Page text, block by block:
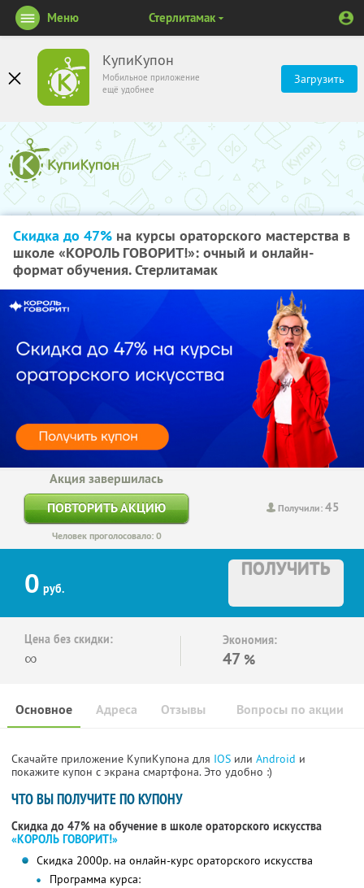
КупиКупон
Мобильное приложение
ещё удобнее
Загрузить
Меню Стерлитамак
Скидка до 47% на курсы ораторского мастерства в
школе «КОРОЛЬ ГОВОРИТ!»: очный и онлайн-
формат обучения. Стерлитамак
Получили:45
Акция завершилась
ПОВТОРИТЬ АКЦИЮ
Человек проголосовало: 0
0 руб.
ПОЛУЧИТЬ
Цена без скидки:
∞
Экономия:
47 %
Основное Отзывы Вопросы по акции
Адреса
Скачайте приложение КупиКупона для IOS или Android и
покажите купон с экрана смартфона. Это удобно :)
ЧТО ВЫ ПОЛУЧИТЕ ПО КУПОНУ
Скидка до 47% на обучение в школе ораторского искусства
«КОРОЛЬ ГОВОРИТ!»
Скидка 2000р. на онлайн-курс ораторского искусства
Программа курса: